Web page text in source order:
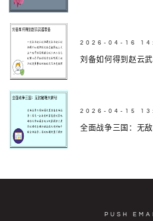
2026-04-16
刘备如何得到赵云
2026-04-15
全面战争三国：无
PUSH